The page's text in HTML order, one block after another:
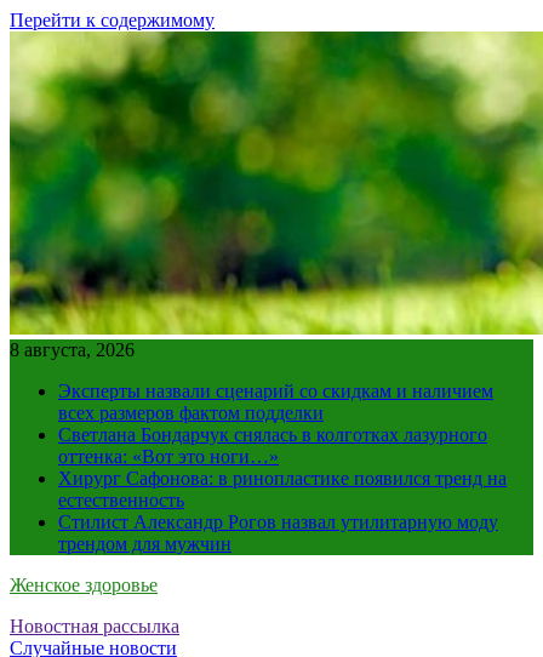
Перейти к содержимому
8 августа, 2026
Эксперты назвали сценарий со скидкам и наличием
всех размеров фактом подделки
Светлана Бондарчук снялась в колготках лазурного
оттенка: «Вот это ноги…»
Хирург Сафонова: в ринопластике появился тренд на
естественность
Стилист Александр Рогов назвал утилитарную моду
трендом для мужчин
Женское здоровье
Новостная рассылка
Случайные новости